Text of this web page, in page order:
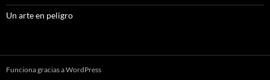
Un arte en peligro
Funciona gracias a WordPress